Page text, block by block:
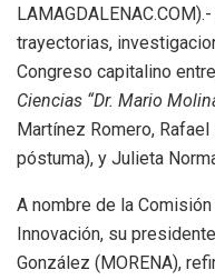
trayectorias,
Congreso capitalino
Ciencias “Dr. Mario
Martínez Romero,
póstuma), y Julieta
A nombre de la
Innovación, su
González (MORENA),